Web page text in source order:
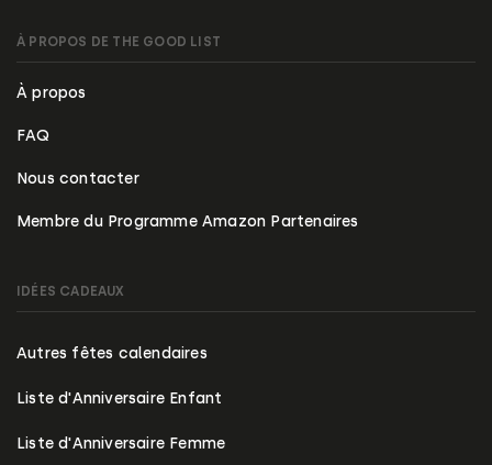
À PROPOS DE THE GOOD LIST
À propos
FAQ
Nous contacter
Membre du Programme Amazon Partenaires
IDÉES CADEAUX
Autres fêtes calendaires
Liste d'Anniversaire Enfant
Liste d'Anniversaire Femme